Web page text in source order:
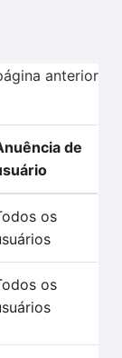
anterior
de
os
os